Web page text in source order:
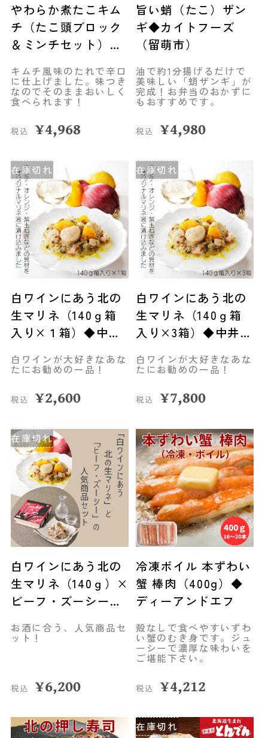
やわらか煮たこキム
チ（たこ頭ブロック
＆ミンチセット）◆
市）
キムチ風味のたれで辛口
に仕上げました。味つき
なのでそのままおいしく
食べられます！
税込 ¥4,968
旨い蛸（たこ）ザン
ギ◆カイトフーズ
（留萌市）
油で約1分揚げるだけで
美味しい「蛸ザンギ」が
完成！お弁当のおかずに
もおすすめです。
税込 ¥4,980
在庫切れ
白ワインにあう北の
生マリネ（140ｇ箱
入り×１箱）◆中井
白ワインが大好きなあな
たにお勧めの一品！
税込 ¥2,600
在庫切れ
白ワインにあう北の
生マリネ（140ｇ箱
入り×3箱）◆中井英
白ワインが大好きなあな
たにお勧めの一品！
税込 ¥7,800
在庫切れ
白ワインにあう北の
生マリネ（140ｇ）×
ビーフ・ズーシー
井英策商店(伊達市)
お酒に合う、人気商品セ
ット！
税込 ¥6,200
冷凍ボイル 本ずわい
蟹 棒肉（400g）◆
ディーアンドエフ
殻なしで食べやすいずわ
い蟹のむき身です。ジュ
ーシーで濃厚な味わいを
ご堪能下さい。
税込 ¥4,212
在庫切れ